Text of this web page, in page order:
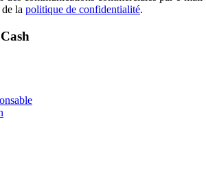
la politique de confidentialité.